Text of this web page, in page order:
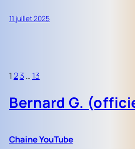
11 juillet 2025
1 23 … 13
Bernard G.
Chaine YouTube